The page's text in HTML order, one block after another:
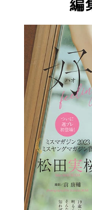
【デジ
松田実
編